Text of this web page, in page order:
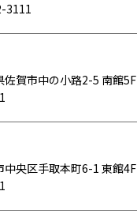
3111
佐賀市中の小路2-5 南館5F
中央区手取本町6-1 東館4F